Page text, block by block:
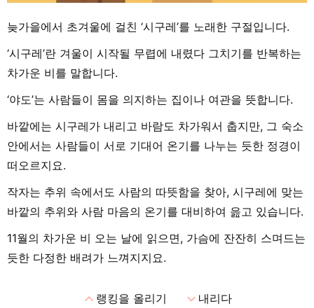
늦가을에서 초겨울에 걸친 ‘시구레’를 노래한 구절입니다.
‘시구레’란 겨울이 시작될 무렵에 내렸다 그치기를 반복하는
차가운 비를 말합니다.
‘야도’는 사람들이 몸을 의지하는 집이나 여관을 뜻합니다.
바깥에는 시구레가 내리고 바람도 차가워서 춥지만, 그 숙소
안에서는 사람들이 서로 기대어 온기를 나누는 듯한 정경이
떠오르지요.
작자는 추위 속에서도 사람의 따뜻함을 찾아, 시구레에 맞는
바깥의 추위와 사람 마음의 온기를 대비하여 읊고 있습니다.
11월의 차가운 비 오는 날에 읽으면, 가슴에 잔잔히 스며드는
듯한 다정한 배려가 느껴지지요.
expand_less랭킹을 올리기 expand_more내리다